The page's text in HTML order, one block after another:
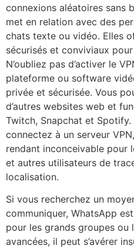
connexions aléatoires sans
met en relation avec des
chats texte ou vidéo. Elles
sécurisés et conviviaux
N’oubliez pas d’activer le
plateforme ou software
privée et sécurisée. Vous
d’autres websites web et
Twitch, Snapchat et
connectez à un serveur
rendant inconceivable pour
et autres utilisateurs de
localisation.
Si vous recherchez un
communiquer, WhatsApp
pour les grands groupes ou
avancées, il peut s’avérer